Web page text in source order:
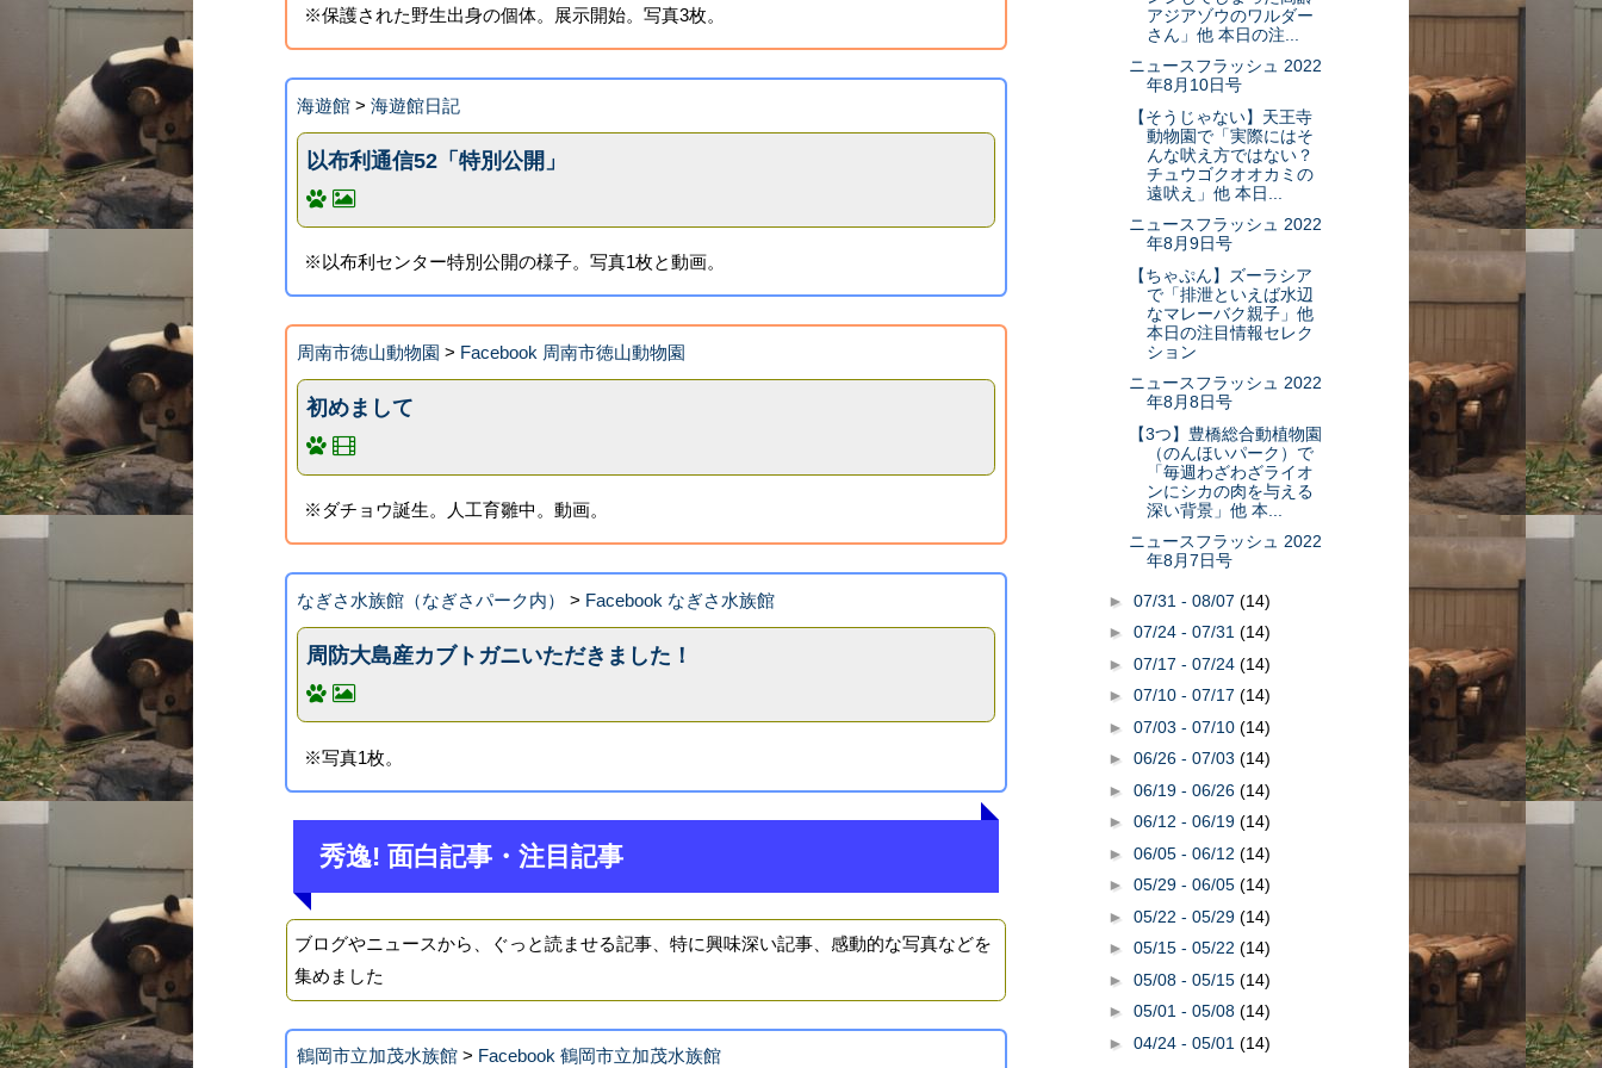
※保護された野生出身の個体。展示開始。写真3枚。
海遊館 >海遊館日記
以布利通信52「特別公開」
※以布利センター特別公開の様子。写真1枚と動画。
周南市徳山動物園 > Facebook 周南市徳山動物園
初めまして
※ダチョウ誕生。人工育雛中。動画。
なぎさ水族館（なぎさパーク内） > Facebook なぎさ水族館
周防大島産カブトガニいただきました！
※写真1枚。
秀逸! 面白記事・注目記事
ブログやニュースから、ぐっと読ませる記事、特に興味深い記事、感動的な写真などを
集めました
鶴岡市立加茂水族館 > Facebook 鶴岡市立加茂水族館
アジアゾウのワルダー
さん」他 本日の注...
ニュースフラッシュ 2022
年8月10日号
【そうじゃない】天王寺
動物園で「実際にはそ
んな吠え方ではない？
チュウゴクオオカミの
遠吠え」他 本日...
ニュースフラッシュ 2022
年8月9日号
【ちゃぷん】ズーラシア
で「排泄といえば水辺
なマレーバク親子」他
本日の注目情報セレク
ション
ニュースフラッシュ 2022
年8月8日号
【3つ】豊橋総合動植物園
（のんほいパーク）で
「毎週わざわざライオ
ンにシカの肉を与える
深い背景」他 本...
ニュースフラッシュ 2022
年8月7日号
► 07/31 - 08/07 (14)
► 07/24 - 07/31 (14)
► 07/17 - 07/24 (14)
► 07/10 - 07/17 (14)
► 07/03 - 07/10 (14)
► 06/26 - 07/03 (14)
► 06/19 - 06/26 (14)
► 06/12 - 06/19 (14)
► 06/05 - 06/12 (14)
► 05/29 - 06/05 (14)
► 05/22 - 05/29 (14)
► 05/15 - 05/22 (14)
► 05/08 - 05/15 (14)
► 05/01 - 05/08 (14)
► 04/24 - 05/01 (14)